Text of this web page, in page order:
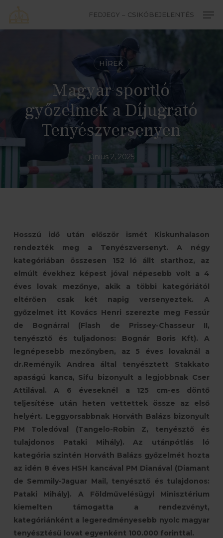
main
FEDJEGY – CSIKÓBEJELENTÉS
HÍREK
Magyar sportló
győzelmek a Díjugrató
Tenyészversenyen
június 2, 2025
Hosszú idő után először ismét Kiskunhalason
rendezték meg a Tenyészversenyt. A négy
kategóriában összesen 152 ló állt starthoz, az
elmúlt évekhez képest jóval népesebb volt a 4
éves lovak mezőnye, akik a többi kategóriától
eltérően csak két napig versenyeztek. A
győzelmet itt Kovács Henri szerezte meg Fessúr
de Bognárral (Flash de Prissey-Chasseur II,
tenyésztő és tuljadonos: Bognár Boris Kft). A
legnépesebb mezőnyben, az 5 éves lovaknál a
dr.Reményik Andrea által tenyésztett Stakkato
apaságú kanca, Sifu bizonyult a legjobbnak Cser
Attilával. A 6 éveseknél a 125 cm-es döntő
teljesítése után heten vettettek össze az első
helyért. Leggyorsabbnak Horváth Balázs bizonyult
PM Toledóval (Tangelo-Robin Z, tenyésztő és
tulajdonos Pataki Mihály). Az utánpótlás ló
kategória szintén Horváth Balázs győzelmét hozta
az idén 8 éves HSH kancával PM Dianával (Diamant
de Semmily-Jaguar Mail, tenyésztő és tulajdonos:
Pataki Mihály). A Földművelésügyi Minisztérium
kiemelten támogatta a rendezvényt,
kategóriánként a legeredményesebb nyolc magyar
tenyésztésű lovat egyenként 100.000 forinttal.
Close